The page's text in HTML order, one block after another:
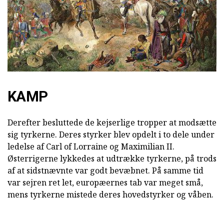
KAMP
Derefter besluttede de kejserlige tropper at modsætte
sig tyrkerne. Deres styrker blev opdelt i to dele under
ledelse af Carl of Lorraine og Maximilian II.
Østerrigerne lykkedes at udtrække tyrkerne, på trods
af at sidstnævnte var godt bevæbnet. På samme tid
var sejren ret let, europæernes tab var meget små,
mens tyrkerne mistede deres hovedstyrker og våben.